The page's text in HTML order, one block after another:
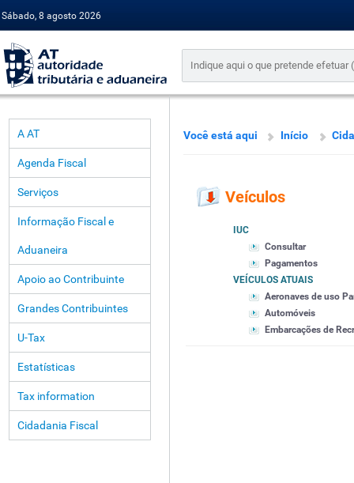
Sábado, 8 agosto 2026
A AT
Agenda Fiscal
Serviços
Informação Fiscal e
Aduaneira
Apoio ao Contribuinte
Grandes Contribuintes
U-Tax
Estatísticas
Tax information
Cidadania Fiscal
Você está aqui Início
Veículos
IUC
Consultar
Pagamentos
VEÍCULOS ATUAIS
Aeronaves de uso
Automóveis
Embarcações de